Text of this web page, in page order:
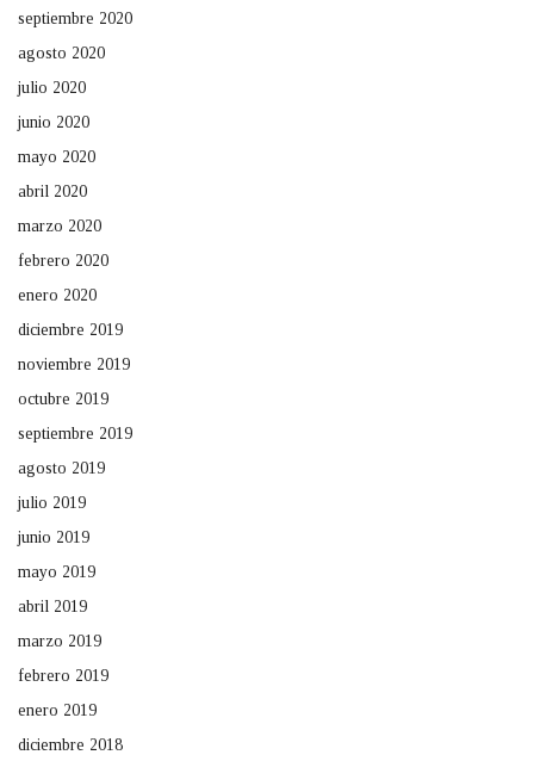
septiembre 2020
agosto 2020
julio 2020
junio 2020
mayo 2020
abril 2020
marzo 2020
febrero 2020
enero 2020
diciembre 2019
noviembre 2019
octubre 2019
septiembre 2019
agosto 2019
julio 2019
junio 2019
mayo 2019
abril 2019
marzo 2019
febrero 2019
enero 2019
diciembre 2018